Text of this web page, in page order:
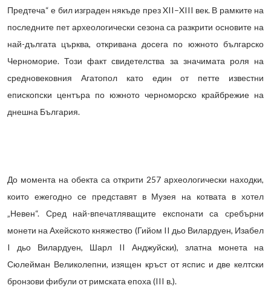
Предтеча“ е бил изграден някъде през XII–XIII век. В рамките на
последните пет археологически сезона са разкрити основите на
най-дългата църква, откривана досега по южното българско
Черноморие. Този факт свидетелства за значимата роля на
средновековния Агатопол като един от петте известни
епископски центъра по южното черноморско крайбрежие на
днешна България.
До момента на обекта са открити 257 археологически находки,
които ежегодно се представят в Музея на котвата в хотел
„Невен“. Сред най-впечатляващите експонати са сребърни
монети на Ахейското княжество (Гийом II дьо Вилардуен, Изабел
I дьо Вилардуен, Шарл II Анджуйски), златна монета на
Сюлейман Великолепни, изящен кръст от яспис и две келтски
бронзови фибули от римската епоха (III в.).